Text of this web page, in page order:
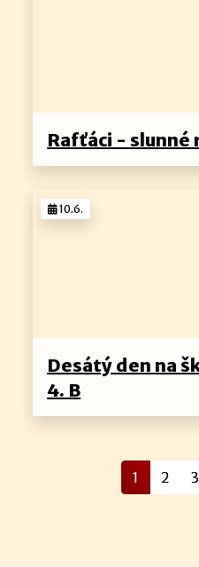
Rafťáci - slunné
Desátý den na
4. B
10.6.
1 2 3